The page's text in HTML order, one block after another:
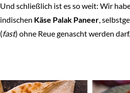
Und schließlich ist es so weit: Wir
indischen Käse Palak Paneer ,
(fast) ohne Reue genascht werden darf.